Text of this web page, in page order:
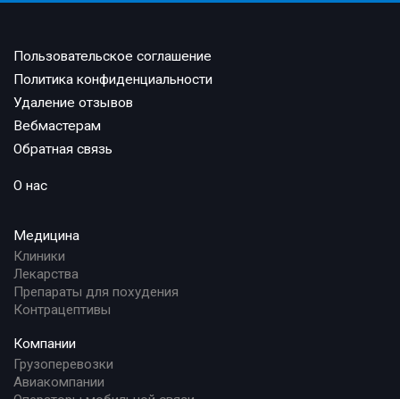
Пользовательское соглашение
Политика конфиденциальности
Удаление отзывов
Вебмастерам
Обратная связь
О нас
Медицина
Клиники
Лекарства
Препараты для похудения
Контрацептивы
Компании
Грузоперевозки
Авиакомпании